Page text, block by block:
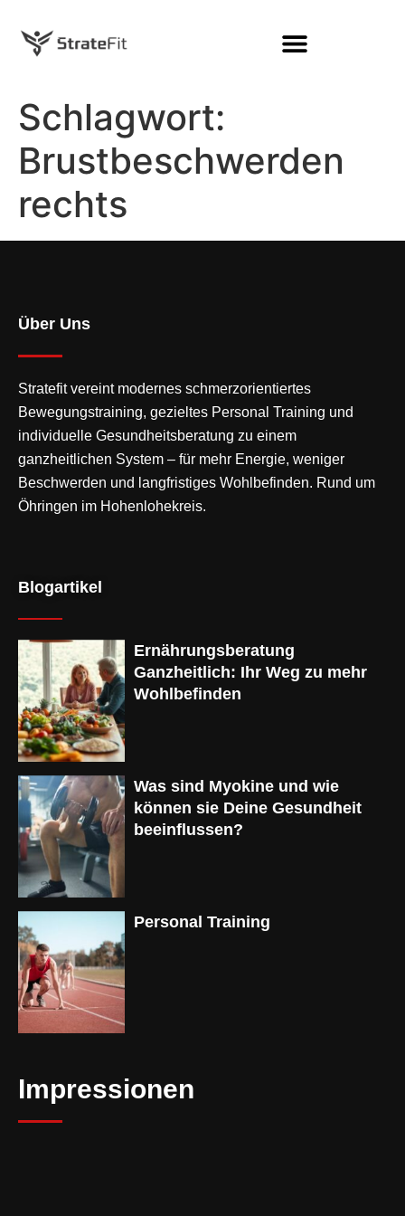
Schlagwort:
Brustbeschwerden
rechts
Über Uns
Stratefit vereint modernes schmerzorientiertes
Bewegungstraining, gezieltes Personal Training und
individuelle Gesundheitsberatung zu einem
ganzheitlichen System – für mehr Energie, weniger
Beschwerden und langfristiges Wohlbefinden. Rund um
Öhringen im Hohenlohekreis.
Blogartikel
Ernährungsberatung
Ganzheitlich: Ihr Weg zu mehr
Wohlbefinden
Was sind Myokine und wie
können sie Deine Gesundheit
beeinflussen?
Personal Training
Impressionen